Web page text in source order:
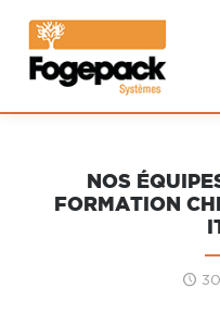
DécoupeNOS
FORMATION